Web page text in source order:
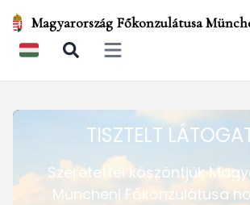
Magyarország Főkonzulátusa
Open main menu
TISZTELT
Szeretettel köszöntjük
Müncheni Főkonzulátusa